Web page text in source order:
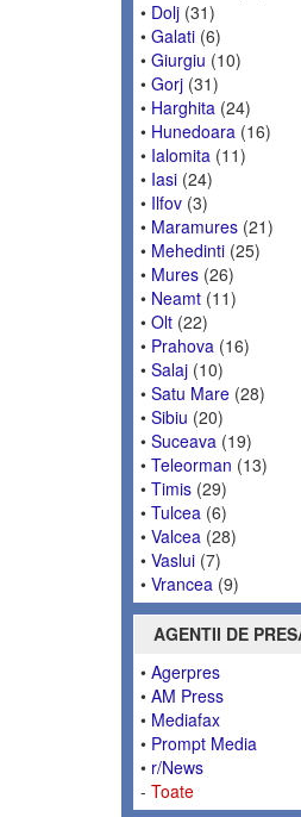
• Dolj (31)
• Galati (6)
• Giurgiu (10)
• Gorj (31)
• Harghita (24)
• Hunedoara (16)
• Ialomita (11)
• Iasi (24)
• Ilfov (3)
• Maramures (21)
• Mehedinti (25)
• Mures (26)
• Neamt (11)
• Olt (22)
• Prahova (16)
• Salaj (10)
• Satu Mare (28)
• Sibiu (20)
• Suceava (19)
• Teleorman (13)
• Timis (29)
• Tulcea (6)
• Valcea (28)
• Vaslui (7)
• Vrancea (9)
AGENTII DE
• Agerpres
• AM Press
• Mediafax
• Prompt Media
• r/News
- Toate